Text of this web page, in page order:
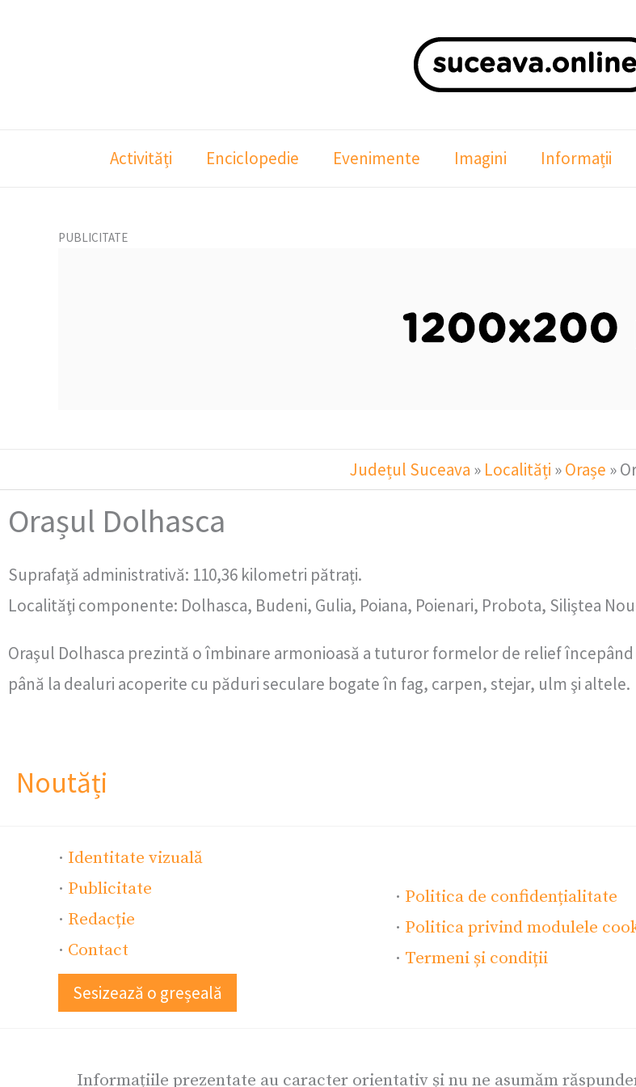
Activități Enciclopedie Evenimente Imagini Informații
PUBLICITATE
Județul Suceava » Localități »Orașe »
Orașul Dolhasca
Suprafaţă administrativă: 110,36 kilometri pătrați.
Localităţi componente: Dolhasca, Budeni, Gulia, Poiana, Poienari, Probota, Siliştea
Oraşul Dolhasca prezintă o îmbinare armonioasă a tuturor formelor de relief
până la dealuri acoperite cu păduri seculare bogate în fag, carpen, stejar, ulm şi altele.
Noutăți
· Identitate vizuală
· Publicitate
· Redacție
· Contact
Sesizează o greșeală
· Politica de confidențialitate
· Politica privind modulele
· Termeni și condiții
Informațiile prezentate au caracter orientativ și nu ne asumăm